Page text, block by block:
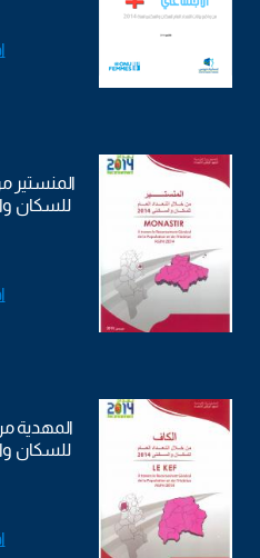
المنستير
للسكان
المهدية
للسكان